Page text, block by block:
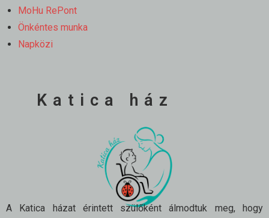
MoHu RePont
Önkéntes munka
Napközi
Katica ház
A Katica házat érintett szülőként álmodtuk meg, hogy